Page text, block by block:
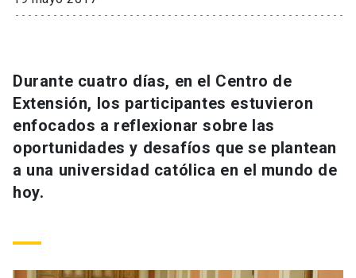
Información para keyboard_arrow_down
Futuros estudiantes
Estudiantes
Go to english site launch
ACCESOS DIRECTOS
Durante cuatro días, en el Centro de
Extensión, los participantes estuvieron
enfocados a reflexionar sobre las
oportunidades y desafíos que se plantean
a una universidad católica en el mundo de
hoy.